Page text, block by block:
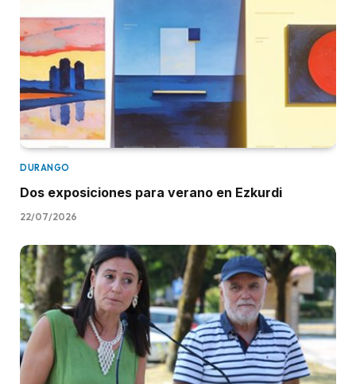
DURANGO
Dos exposiciones para verano en Ezkurdi
22/07/2026